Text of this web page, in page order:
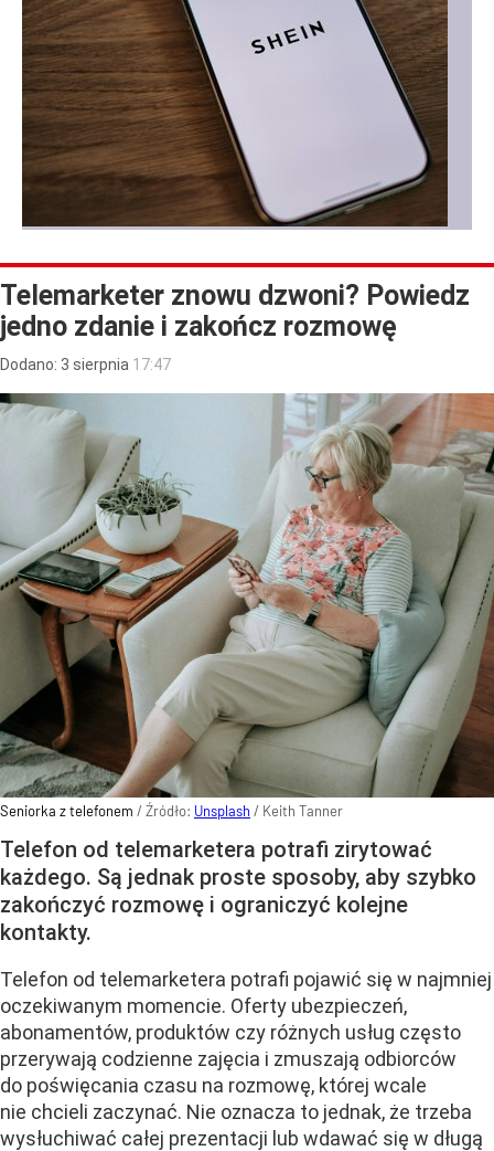
Telemarketer znowu dzwoni? Powiedz
jedno zdanie i zakończ rozmowę
Dodano: 3 sierpnia 17:47
Seniorka z telefonem / Źródło: Unsplash / Keith Tanner
Telefon od telemarketera potrafi zirytować
każdego. Są jednak proste sposoby, aby szybko
zakończyć rozmowę i ograniczyć kolejne
kontakty.
Telefon od telemarketera potrafi pojawić się w najmniej
oczekiwanym momencie. Oferty ubezpieczeń,
abonamentów, produktów czy różnych usług często
przerywają codzienne zajęcia i zmuszają odbiorców
do poświęcania czasu na rozmowę, której wcale
nie chcieli zaczynać. Nie oznacza to jednak, że trzeba
wysłuchiwać całej prezentacji lub wdawać się w długą